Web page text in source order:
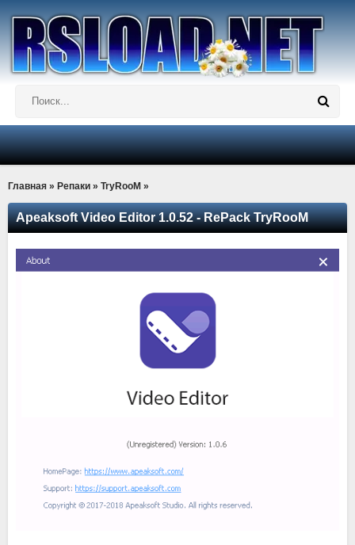
Главная » Репаки » TryRooM »
Apeaksoft Video Editor 1.0.52 - RePack TryRooM